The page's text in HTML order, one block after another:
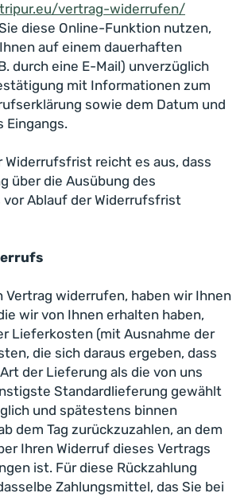
vertrag-widerrufen/
diese Online-Funktion nutzen,
auf einem dauerhaften
durch eine E-Mail) unverzüglich
mit Informationen zum
sowie dem Datum und
Eingangs.
Widerrufsfrist reicht es aus, dass
über die Ausübung des
Ablauf der Widerrufsfrist
Vertrag widerrufen, haben wir Ihnen
wir von Ihnen erhalten haben,
Lieferkosten (mit Ausnahme der
die sich daraus ergeben, dass
der Lieferung als die von uns
Standardlieferung gewählt
und spätestens binnen
dem Tag zurückzuzahlen, an dem
Ihren Widerruf dieses Vertrags
ist. Für diese Rückzahlung
Zahlungsmittel, das Sie bei